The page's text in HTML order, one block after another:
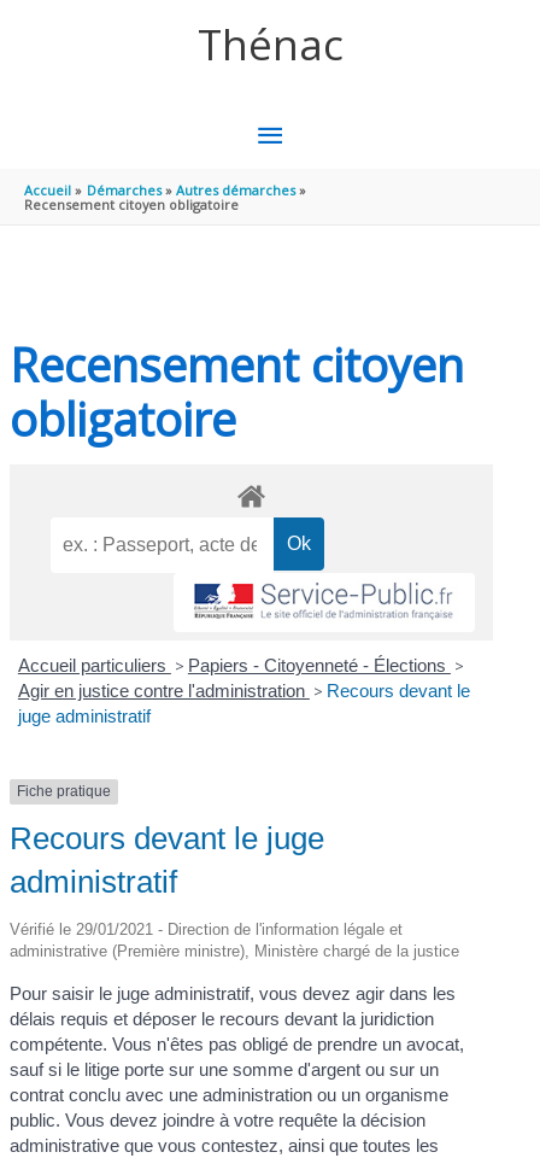
Thénac
MENU
PRINCIPAL
Accueil Démarches
Autres démarches
Recensement citoyen obligatoire
Recensement citoyen
obligatoire
Accueil particuliers > Papiers - Citoyenneté - Élections >
Agir en justice contre l'administration > Recours devant le
juge administratif
Fiche pratique
Recours devant le juge
administratif
Vérifié le 29/01/2021 - Direction de l'information légale et
administrative (Première ministre), Ministère chargé de la justice
Pour saisir le juge administratif, vous devez agir dans les
délais requis et déposer le recours devant la juridiction
compétente. Vous n'êtes pas obligé de prendre un avocat,
sauf si le litige porte sur une somme d'argent ou sur un
contrat conclu avec une administration ou un organisme
public. Vous devez joindre à votre requête la décision
administrative que vous contestez, ainsi que toutes les